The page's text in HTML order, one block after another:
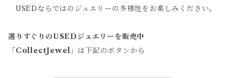
USEDならではのジュエリーの多様性をお楽しみください。
選りすぐりのUSEDジュエリーを販売中
「 CollectJewel 」は下記のボタンから